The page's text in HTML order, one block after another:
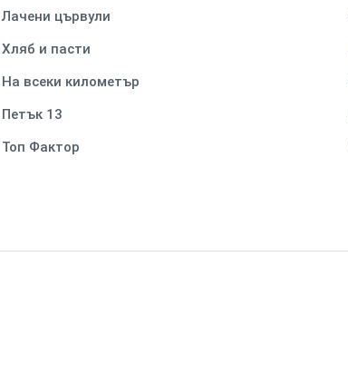
Лачени цървули
Хляб и пасти
На всеки километър
Петък 13
Топ Фактор